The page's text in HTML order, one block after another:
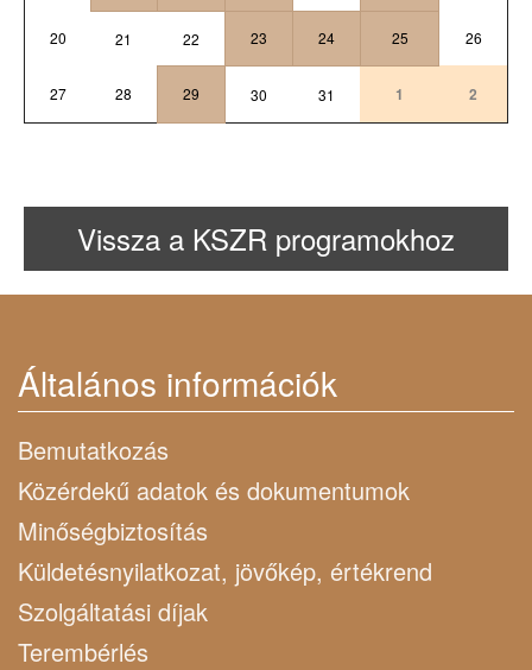
20 21 22 23 24 25 26
27 28 29 30 31 1 2
Vissza a KSZR programokhoz
Általános információk
Bemutatkozás
Közérdekű adatok és dokumentumok
Minőségbiztosítás
Küldetésnyilatkozat, jövőkép, értékrend
Szolgáltatási díjak
Terembérlés